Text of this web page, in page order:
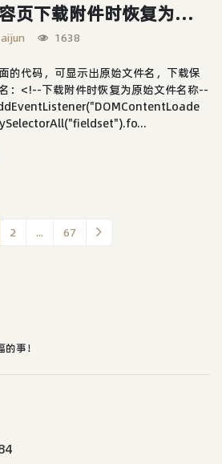
帝国CMS文章内容页下载附件时恢复为原始名称
aijun 1638
的代码，可显示出原始文件名，下载保
：<!--下载附件时恢复为原始文件名称--
2 ... 67
事！